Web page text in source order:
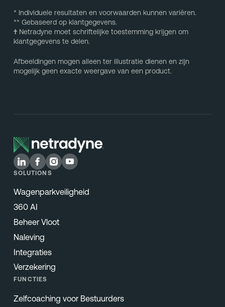
* Individuele resultaten en voorwaarden kunnen variëren.
** Gebaseerd op klantgegevens.
†Netradyne moet schriftelijke toestemming krijgen om
klantgegevens te delen.
Afbeeldingen mogen alleen ter illustratie dienen en zijn
mogelijk geen exacte weergave van een product.
SOLUTIONS
Wagenparkveiligheid
360 AI
Beheer Vloot
Naleving
Integraties
Verzekering
FUNCTIES
Zelfcoaching voor Bestuurders